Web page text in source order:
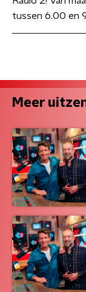
tussen 6.00 en
Meer